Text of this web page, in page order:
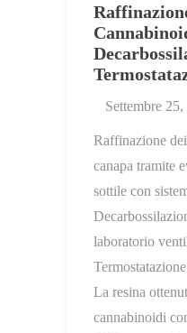
Settembre
Raffinazione
canapa tramite
sottile con
laboratorio
La resina
cannabinoidi